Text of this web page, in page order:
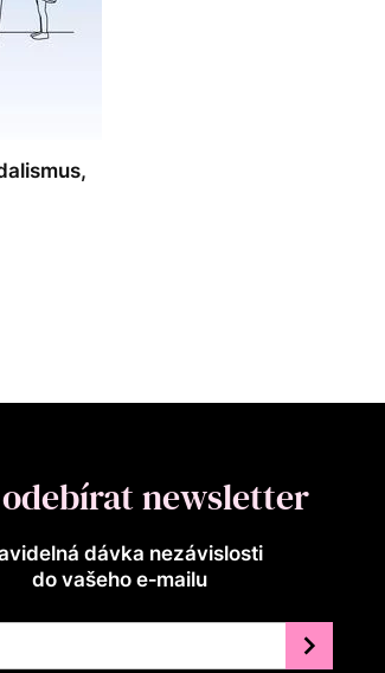
newsletter
dávka nezávislosti
do vašeho e‑mailu